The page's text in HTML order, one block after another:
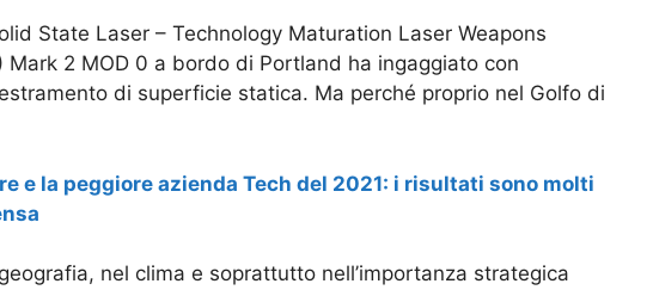
State Laser – Technology Maturation Laser Weapons
Mark 2 MOD 0 a bordo di Portland ha ingaggiato con
di superficie statica. Ma perché proprio nel Golfo di
e la peggiore azienda Tech del 2021: i risultati sono molti
nel clima e soprattutto nell’importanza strategica